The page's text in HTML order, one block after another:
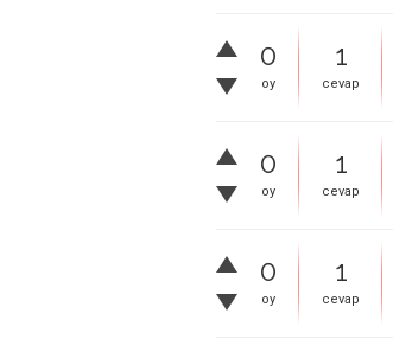
0
oy
1
cevap
0
oy
1
cevap
0
oy
1
cevap